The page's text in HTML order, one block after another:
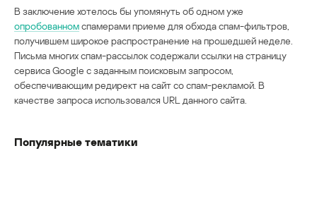
В заключение хотелось бы упомянуть об одном уже
опробованномспамерами приеме для обхода спам-фильтров,
получившем широкое распространение на прошедшей неделе.
Письма многих спам-рассылок содержали ссылки на страницу
сервиса Google с заданным поисковым запросом,
обеспечивающим редирект на сайт со спам-рекламой. В
качестве запроса использовался URL данного сайта.
Популярные тематики